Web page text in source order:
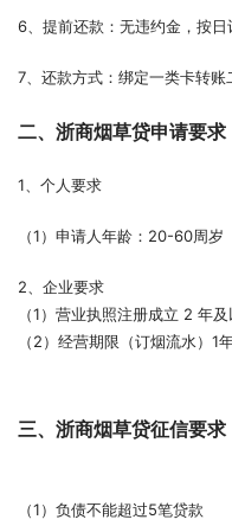
6、提前还款：无违约金，按日
7、还款方式：绑定一类卡转账
二、浙商烟草贷申请要求
1、个人要求
（1）申请人年龄：20-60周岁
2、企业要求
（1）营业执照注册成立 2 年
（2）经营期限（订烟流水）
三、浙商烟草贷征信要求
（1）负债不能超过5笔贷款